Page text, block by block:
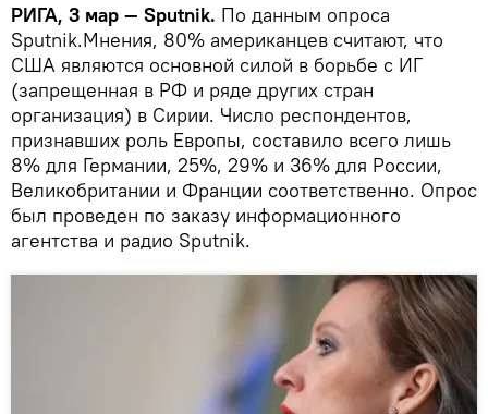
РИГА, 3 мар — Sputnik. По данным опроса
Sputnik.Мнения, 80% американцев считают, что
США являются основной силой в борьбе с ИГ
(запрещенная в РФ и ряде других стран
организация) в Сирии. Число респондентов,
признавших роль Европы, составило всего лишь
8% для Германии, 25%, 29% и 36% для России,
Великобритании и Франции соответственно. Опрос
был проведен по заказу информационного
агентства и радио Sputnik.